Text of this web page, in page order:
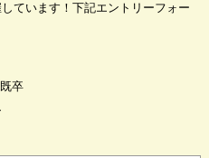
ています！下記エントリーフォー
卒